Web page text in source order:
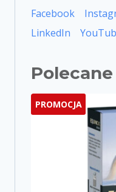
Facebook
LinkedIn
PROMOCJA